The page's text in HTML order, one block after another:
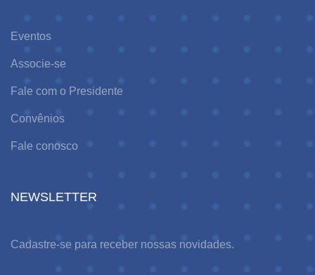
Eventos
Associe-se
Fale com o Presidente
Convênios
Fale conosco
NEWSLETTER
Cadastre-se para receber nossas novidades.